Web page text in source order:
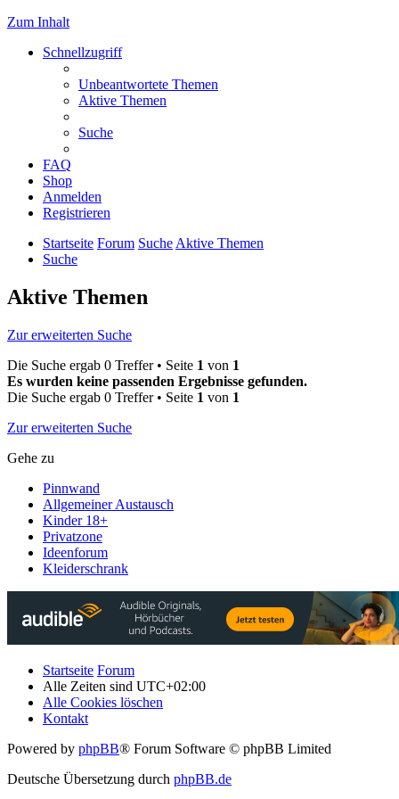
Zum Inhalt
Schnellzugriff
Unbeantwortete Themen
Aktive Themen
Suche
FAQ
Shop
Anmelden
Registrieren
Startseite Forum Suche Aktive Themen
Suche
Aktive Themen
Zur erweiterten Suche
Die Suche ergab 0 Treffer • Seite 1 von 1
Es wurden keine passenden Ergebnisse gefunden.
Die Suche ergab 0 Treffer • Seite 1 von 1
Zur erweiterten Suche
Gehe zu
Pinnwand
Allgemeiner Austausch
Kinder 18+
Privatzone
Ideenforum
Kleiderschrank
Startseite Forum
Alle Zeiten sind UTC+02:00
Alle Cookies löschen
Kontakt
Powered by phpBB® Forum Software © phpBB Limited
Deutsche Übersetzung durch phpBB.de